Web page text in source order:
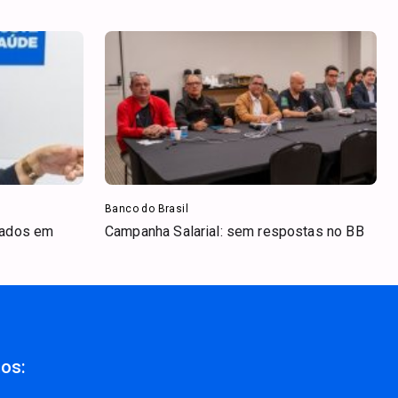
em
Banco do Brasil
Campanha Salarial: sem respostas no BB